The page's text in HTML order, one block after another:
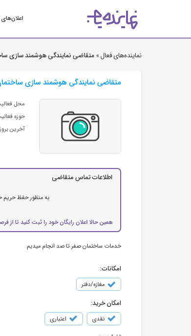
نماینده‌های فعال » متقاضی نمایندگی هوشمند سازی
متقاضی نمایندگی هوشمند سازی
محل
حوزه
آخرین
اطلاعات تماس متقاضی
به منظور حفظ حریم
همین حالا اعلان رایگان خود را ثبت کنید تا
خدمات ساختمان صفر تا صد انجام میدیم
امکانات:
مغازه/دفتر
امکان خرید:
نقدی اعتباری